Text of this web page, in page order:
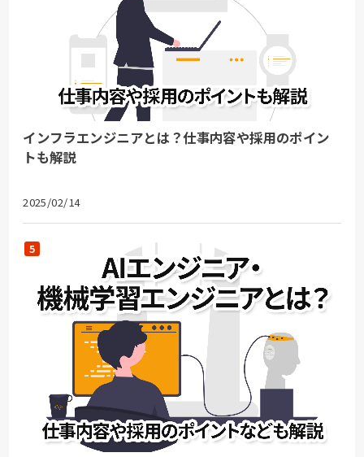
インフラエンジニアとは？仕事内容や採用のポイン
トも解説
2025/02/14